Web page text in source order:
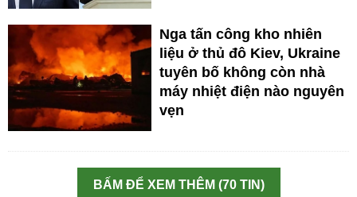
Nga tấn công kho nhiên
liệu ở thủ đô Kiev, Ukraine
tuyên bố không còn nhà
máy nhiệt điện nào nguyên
vẹn
BẤM ĐỂ XEM THÊM (70 TIN)